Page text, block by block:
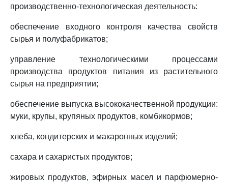
производственно-технологическая деятельность:
обеспечение входного контроля качества свойств
сырья и полуфабрикатов;
управление технологическими процессами
производства продуктов питания из растительного
сырья на предприятии;
обеспечение выпуска высококачественной продукции:
муки, крупы, крупяных продуктов, комбикормов;
хлеба, кондитерских и макаронных изделий;
сахара и сахаристых продуктов;
жировых продуктов, эфирных масел и парфюмерно-